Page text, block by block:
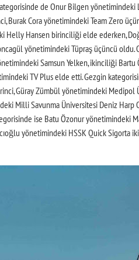
de Onur Bilgen yönetimindeki
Burak Cora yönetimindeki Team Zero
Helly Hansen birinciliği elde ederken,
yönetimindeki Tüpraş üçüncü oldu.
Samsun Yelken, ikinciliği
TV Plus elde etti. Gezgin
Güray Zümbül yönetimindeki Medipol
Milli Savunma Üniversitesi Deniz Harp
ise Batu Özonur yönetimindeki
yönetimindeki HSSK Quick Sigorta